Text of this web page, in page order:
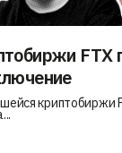
FTX
криптобиржи